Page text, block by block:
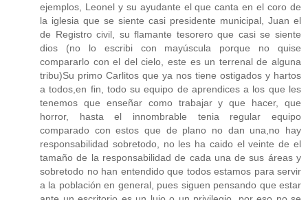
ejemplos, Leonel y su ayudante el que canta en el coro de
la iglesia que se siente casi presidente municipal, Juan el
de Registro civil, su flamante tesorero que casi se siente
dios (no lo escribi con mayúscula porque no quise
compararlo con el del cielo, este es un terrenal de alguna
tribu)Su primo Carlitos que ya nos tiene ostigados y hartos
a todos,en fin, todo su equipo de aprendices a los que les
tenemos que enseñar como trabajar y que hacer, que
horror, hasta el innombrable tenia regular equipo
comparado con estos que de plano no dan una,no hay
responsabilidad sobretodo, no les ha caido el veinte de el
tamaño de la responsabilidad de cada una de sus áreas y
sobretodo no han entendido que todos estamos para servir
a la población en general, pues siguen pensando que estar